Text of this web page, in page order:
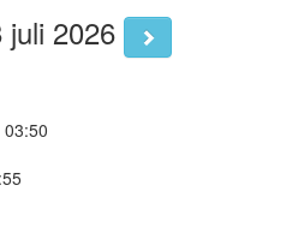
juli 2026
03:50